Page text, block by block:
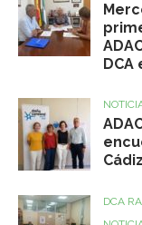
DCA
Cádiz
DCA